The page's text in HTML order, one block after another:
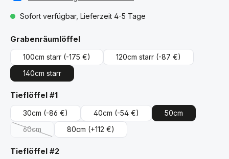
Sofort verfügbar, Lieferzeit 4-5 Tage
Grabenräumlöffelauswählen
100cm starr (-175 €) 120cm starr (-87 €)
140cm starr
Tieflöffel #1auswählen
30cm (-86 €) 40cm (-54 €)
50cm
60cm
(Diese Option ist zurzeit nicht verfügbar.)
80cm (+112 €)
Tieflöffel #2auswählen